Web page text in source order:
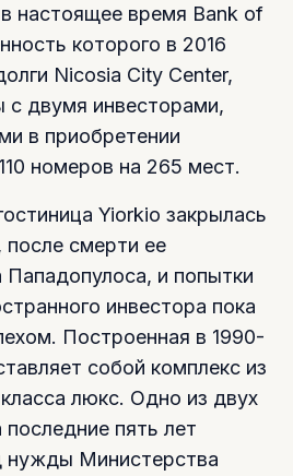
настоящее время Bank of
которого в 2016
Nicosia City Center,
с двумя инвесторами,
в приобретении
номеров на 265 мест.
Yiorkio закрылась
после смерти ее
Пападопулоса, и попытки
инвестора пока
Построенная в 1990-
собой комплекс из
люкс. Одно из двух
пять лет
нужды Министерства